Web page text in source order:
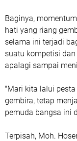
Baginya,
hati yang riang
selama ini terjadi
suatu kompetisi
apalagi sampai
"Mari kita lalui
gembira, tetap
pemuda bangsa ini
Terpisah, Moh.